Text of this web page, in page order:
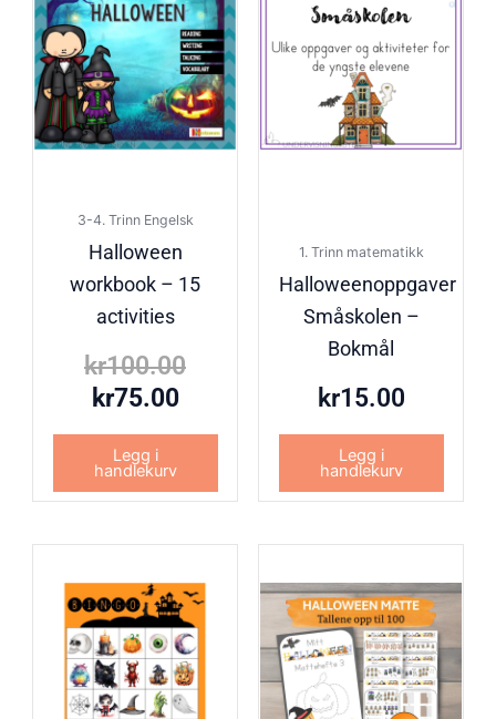
3-4. Trinn Engelsk
Halloween
workbook – 15
activities
kr100.00
kr100.00.
kr75.00
kr75.00.
Legg i
handlekurv
1. Trinn matematikk
Halloweenoppgaver
Småskolen –
Bokmål
kr15.00
Legg i
handlekurv